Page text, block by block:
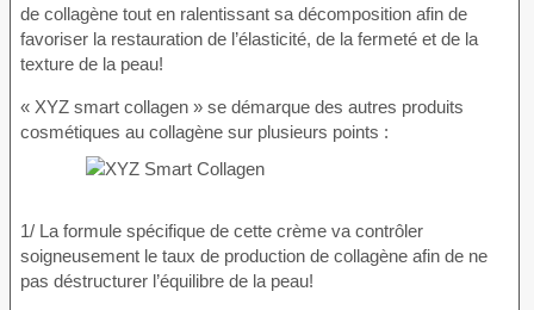
de collagène tout en ralentissant sa décomposition afin de
favoriser la restauration de l’élasticité, de la fermeté et de la
texture de la peau!
« XYZ smart collagen » se démarque des autres produits
cosmétiques au collagène sur plusieurs points :
1/ La formule spécifique de cette crème va contrôler
soigneusement le taux de production de collagène afin de ne
pas déstructurer l’équilibre de la peau!